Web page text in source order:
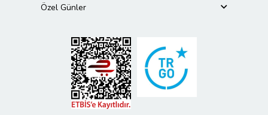
Özel Günler